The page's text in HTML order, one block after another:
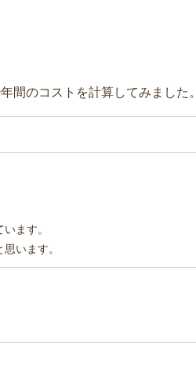
間のコストを計算してみました。
ます。
います。